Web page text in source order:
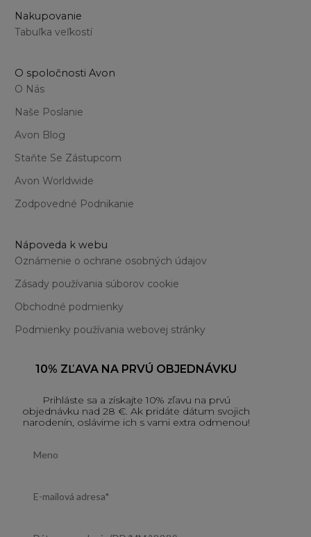
Nakupovanie
Tabuľka veľkostí
O spoločnosti Avon
O Nás
Naše Poslanie
Avon Blog
Staňte Se Zástupcom
Avon Worldwide
Zodpovedné Podnikanie
Nápoveda k webu
Oznámenie o ochrane osobných údajov
Zásady používania súborov cookie
Obchodné podmienky
Podmienky používania webovej stránky
10% ZĽAVA NA PRVÚ OBJEDNÁVKU
Prihláste sa a získajte 10% zľavu na prvú
objednávku nad 28 €. Ak pridáte dátum svojich
narodenín, oslávime ich s vami extra odmenou!